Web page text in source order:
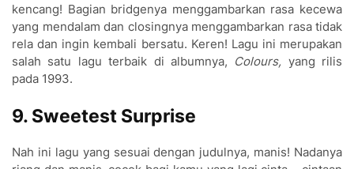
kencang! Bagian bridgenya menggambarkan rasa kecewa
yang mendalam dan closingnya menggambarkan rasa tidak
rela dan ingin kembali bersatu. Keren! Lagu ini merupakan
salah satu lagu terbaik di albumnya, Colours, yang rilis
pada 1993.
9. Sweetest Surprise
Nah ini lagu yang sesuai dengan judulnya, manis! Nadanya